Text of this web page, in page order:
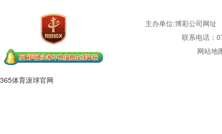
主办单位:博彩公司网址
联系电话：
网站地
365体育滚球官网